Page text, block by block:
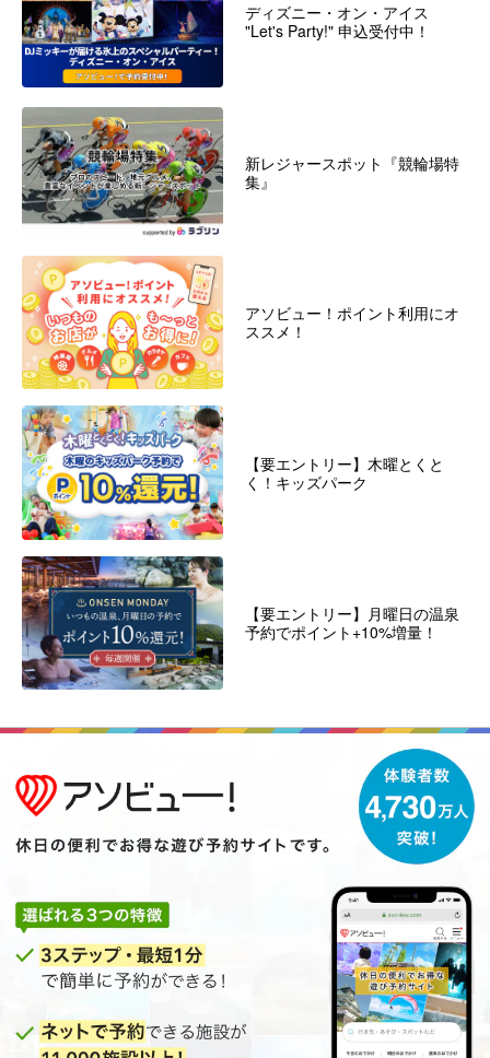
ディズニー・オン・アイス
"Let's Party!" 申込受付中！
新レジャースポット『競輪場特
集』
アソビュー！ポイント利用にオ
ススメ！
【要エントリー】木曜とくと
く！キッズパーク
【要エントリー】月曜日の温泉
予約でポイント+10%増量！